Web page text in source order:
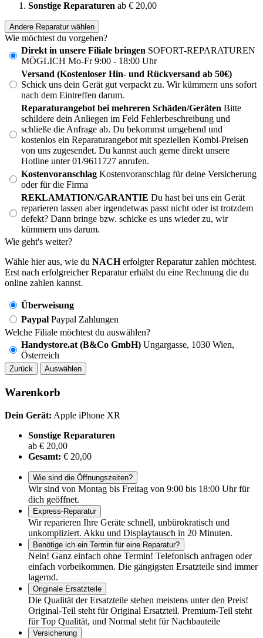
Sonstige Reparaturen ab € 20,00
Andere Reparatur wählen
Wie möchtest du vorgehen?
Direkt in unsere Filiale bringen SOFORT-REPARATUREN
MÖGLICH Mo-Fr 9:00 - 18:00 Uhr
Versand (Kostenloser Hin- und Rückversand ab 50€)
Schick uns dein Gerät gut verpackt zu. Wir kümmern uns sofort
nach dem Eintreffen darum.
Reparaturangebot bei mehreren Schäden/Geräten Bitte
schildere dein Anliegen im Feld Fehlerbeschreibung und
schließe die Anfrage ab. Du bekommst umgehend und
kostenlos ein Reparaturangebot mit speziellen Kombi-Preisen
von uns zugesendet. Du kannst auch gerne direkt unsere
Hotline unter 01/9611727 anrufen.
Kostenvoranschlag Kostenvoranschlag für deine Versicherung
oder für die Firma
REKLAMATION/GARANTIE Du hast bei uns ein Gerät
reparieren lassen aber irgendetwas passt nicht oder ist trotzdem
defekt? Dann bringe bzw. schicke es uns wieder zu, wir
kümmern uns darum.
Wie geht's weiter?
Wähle hier aus, wie du NACHerfolgter Reparatur zahlen möchtest.
Erst nach erfolgreicher Reparatur erhälst du eine Rechnung die du
online zahlen kannst.
Überweisung
Paypal Paypal Zahlungen
Welche Filiale möchtest du auswählen?
Handystore.at (B&Co GmbH) Ungargasse, 1030 Wien,
Österreich
Zurück Auswählen
Warenkorb
Dein Gerät: Apple iPhone XR
Sonstige Reparaturen
ab € 20,00
Gesamt: € 20,00
Wie sind die Öffnungszeiten?
Wir sind von Montag bis Freitag von 9:00 bis 18:00 Uhr für
dich geöffnet.
Express-Reparatur
Wir reparieren Ihre Geräte schnell, unbürokratisch und
unkompliziert. Akku und Displaytausch in 20 Minuten.
Benötige ich ein Termin für eine Reparatur?
Nein! Ganz einfach ohne Termin! Telefonisch anfragen oder
einfach vorbeikommen. Die gängigsten Ersatzteile sind immer
lagernd.
Originale Ersatzteile
Die Qualität der Ersatzteile stehen meistens unter den Preis!
Original-Teil steht für Original Ersatzteil. Premium-Teil steht
für Top Qualität, und Normal steht für Nachbauteile
Versicherung